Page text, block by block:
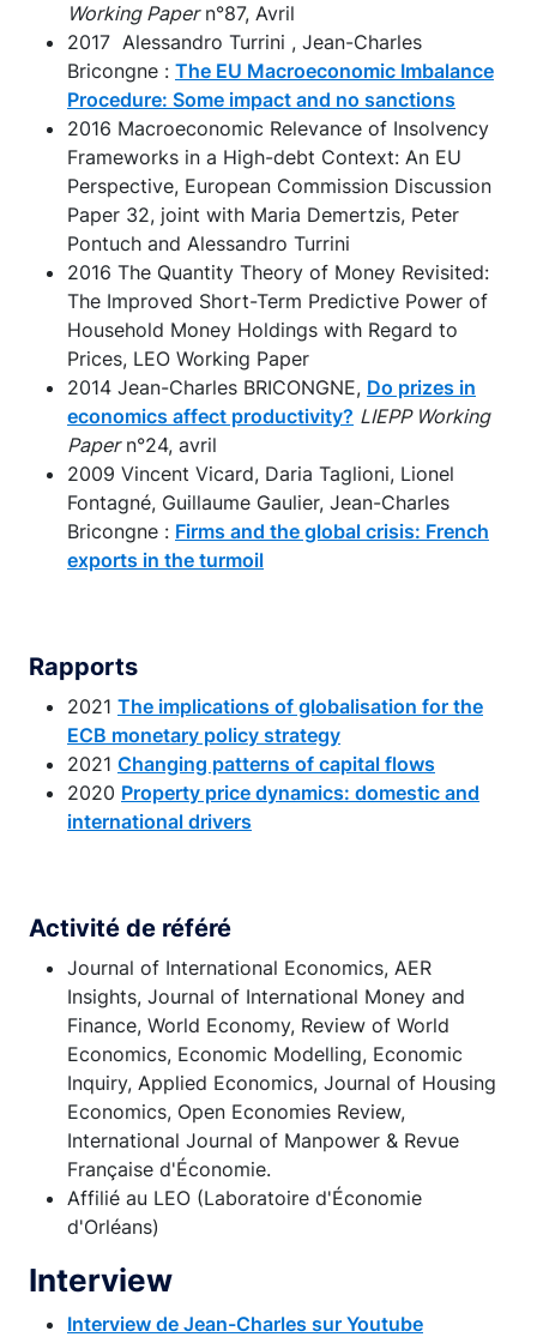
Working Papern°87, Avril
2017 Alessandro Turrini , Jean-Charles
Bricongne : The EU Macroeconomic Imbalance
Procedure: Some impact and no sanctions
2016 Macroeconomic Relevance of Insolvency
Frameworks in a High-debt Context: An EU
Perspective, European Commission Discussion
Paper 32, joint with Maria Demertzis, Peter
Pontuch and Alessandro Turrini
2016 The Quantity Theory of Money Revisited:
The Improved Short-Term Predictive Power of
Household Money Holdings with Regard to
Prices, LEO Working Paper
2014 Jean-Charles BRICONGNE, Do prizes in
economics affect productivity? LIEPP Working
Papern°24, avril
2009 Vincent Vicard, Daria Taglioni, Lionel
Fontagné, Guillaume Gaulier, Jean-Charles
Bricongne : Firms and the global crisis: French
exports in the turmoil
Rapports
2021 The implications of globalisation for the
ECB monetary policy strategy
2021 Changing patterns of capital flows
2020 Property price dynamics: domestic and
international drivers
Activité de référé
Journal of International Economics, AER
Insights, Journal of International Money and
Finance, World Economy, Review of World
Economics, Economic Modelling, Economic
Inquiry, Applied Economics, Journal of Housing
Economics, Open Economies Review,
International Journal of Manpower & Revue
Française d'Économie.
Affilié au LEO (Laboratoire d'Économie
d'Orléans)
Interview
Interview de Jean-Charles sur Youtube